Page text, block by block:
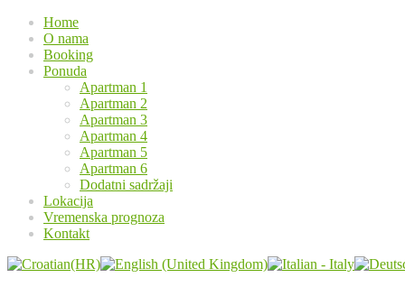
Home
O nama
Booking
Ponuda
Apartman 1
Apartman 2
Apartman 3
Apartman 4
Apartman 5
Apartman 6
Dodatni sadržaji
Lokacija
Vremenska prognoza
Kontakt